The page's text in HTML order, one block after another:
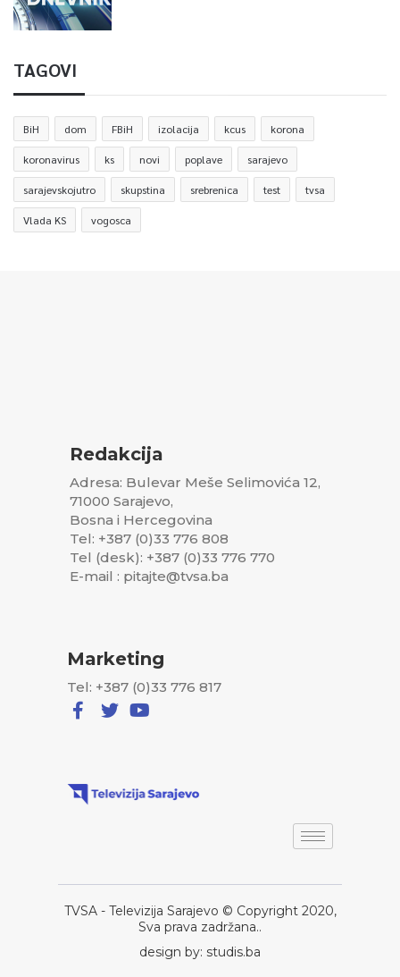
TAGOVI
BiH dom FBiH izolacija kcus korona
koronavirus ks novi poplave sarajevo
sarajevskojutro skupstina srebrenica test tvsa
Vlada KS vogosca
Redakcija
Adresa: Bulevar Meše Selimovića 12,
71000 Sarajevo,
Bosna i Hercegovina
Tel: +387 (0)33 776 808
Tel (desk): +387 (0)33 776 770
E-mail : pitajte@tvsa.ba
Marketing
Tel: +387 (0)33 776 817
TVSA - Televizija Sarajevo © Copyright 2020,
Sva prava zadržana..
design by: studis.ba